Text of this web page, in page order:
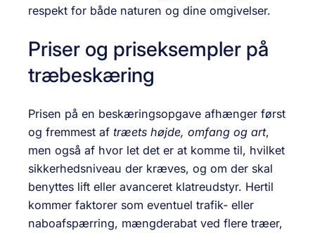
respekt for både naturen og dine omgivelser.
Priser og priseksempler på
træbeskæring
Prisen på en beskæringsopgave afhænger først
og fremmest af træets højde, omfang og art,
men også af hvor let det er at komme til, hvilket
sikkerhedsniveau der kræves, og om der skal
benyttes lift eller avanceret klatreudstyr. Hertil
kommer faktorer som eventuel trafik- eller
naboafspærring, mængderabat ved flere træer,